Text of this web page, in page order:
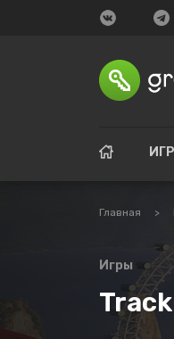
Главная >
Игры